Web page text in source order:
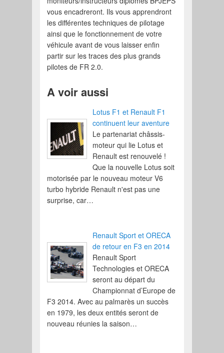
vous encadreront. Ils vous apprendront
les différentes techniques de pilotage
ainsi que le fonctionnement de votre
véhicule avant de vous laisser enfin
partir sur les traces des plus grands
pilotes de FR 2.0.
A voir aussi
Lotus F1 et Renault F1
continuent leur aventure
Le partenariat châssis-
moteur qui lie Lotus et
Renault est renouvelé !
Que la nouvelle Lotus soit
motorisée par le nouveau moteur V6
turbo hybride Renault n'est pas une
surprise, car…
Renault Sport et ORECA
de retour en F3 en 2014
Renault Sport
Technologies et ORECA
seront au départ du
Championnat d’Europe de
F3 2014. Avec au palmarès un succès
en 1979, les deux entités seront de
nouveau réunies la saison…